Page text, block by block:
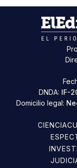
DNDA: IF-
Domicilio legal:
CIENCIA